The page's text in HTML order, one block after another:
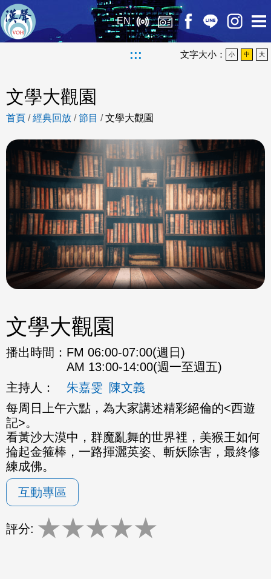
EN
::: 文字大小： 小 中 大
文學大觀園
首頁 /經典回放 /節目 /文學大觀園
文學大觀園
播出時間： FM 06:00-07:00(週日)
AM 13:00-14:00(週一至週五)
主持人：
朱嘉雯 陳文義
每周日上午六點，為大家講述精彩絕倫的<西遊
記>。
看黃沙大漠中，群魔亂舞的世界裡，美猴王如何
掄起金箍棒，一路揮灑英姿、斬妖除害，最終修
練成佛。
互動專區
評分: ★★★★★